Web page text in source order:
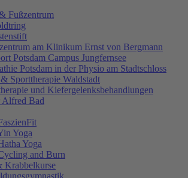
Fußzentrum
am Klinikum Ernst von Bergmann
Potsdam Campus Jungfernsee
Potsdam in der Physio am Stadtschloss
Sporttherapie Waldstadt
und Kiefergelenksbehandlungen
Alfred Bad
Yoga
Yoga
and Burn
Krabbelkurse